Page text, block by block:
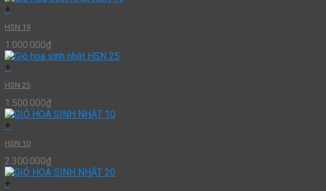
+
HSN 19
1.000.000₫
+
HSN 25
1.500.000₫
+
HSN 10
2.300.000₫
+